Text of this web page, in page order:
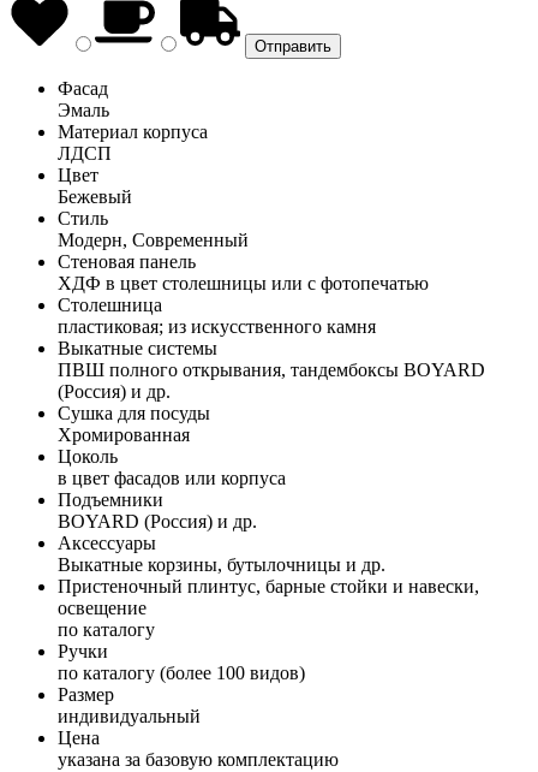
Фасад
Эмаль
Материал корпуса
ЛДСП
Цвет
Бежевый
Стиль
Модерн, Современный
Стеновая панель
ХДФ в цвет столешницы или с фотопечатью
Столешница
пластиковая; из искусственного камня
Выкатные системы
ПВШ полного открывания, тандембоксы BOYARD
(Россия) и др.
Сушка для посуды
Хромированная
Цоколь
в цвет фасадов или корпуса
Подъемники
BOYARD (Россия) и др.
Аксессуары
Выкатные корзины, бутылочницы и др.
Пристеночный плинтус, барные стойки и навески,
освещение
по каталогу
Ручки
по каталогу (более 100 видов)
Размер
индивидуальный
Цена
указана за базовую комплектацию